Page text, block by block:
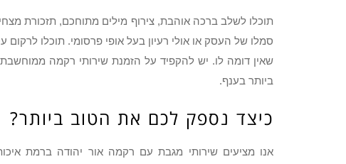
תוכלו לשלב ברכה אוהבת, צירוף מילים מתוחכם, תזכורת
סמלו של העסק או אולי רעיון בעל אופי פרסומי. תוכלו
שאין דומה לו. יש להקפיד על הזמנת שירותי רקמה
ביותר בענף.
כיצד נספק לכם את הטוב ביותר?
אנו מציעים שירותי מגבת עם רקמה אור יהודה ברמת